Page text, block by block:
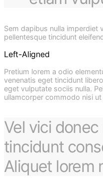
Sem dapibus nulla imperdiet
pellentesque tincidunt
Left-Aligned
Pretium lorem a odio
venenatis eget tincidunt
eget vulputate sociis nulla.
ullamcorper commodo nisi
Vel vici
tincidunt
Aliquet lorem